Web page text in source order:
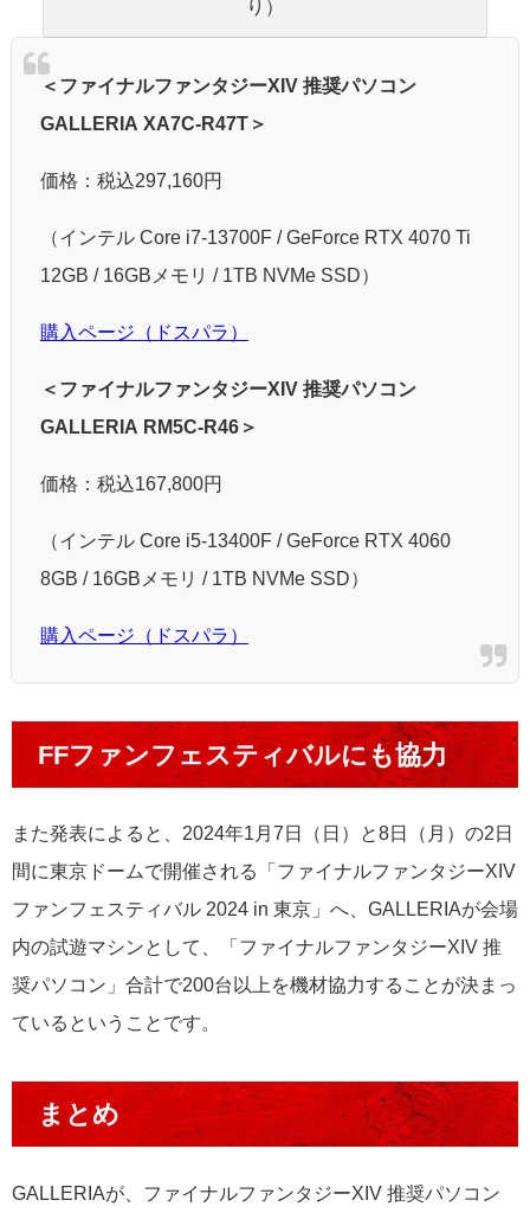
り）
＜ファイナルファンタジーXIV 推奨パソコン
GALLERIA XA7C-R47T＞
価格：税込297,160円
（インテル Core i7-13700F / GeForce RTX 4070 Ti
12GB / 16GBメモリ / 1TB NVMe SSD）
購入ページ（ドスパラ）
＜ファイナルファンタジーXIV 推奨パソコン
GALLERIA RM5C-R46＞
価格：税込167,800円
（インテル Core i5-13400F / GeForce RTX 4060
8GB / 16GBメモリ / 1TB NVMe SSD）
購入ページ（ドスパラ）
FFファンフェスティバルにも協力
また発表によると、2024年1月7日（日）と8日（月）の2日
間に東京ドームで開催される「ファイナルファンタジーXIV
ファンフェスティバル 2024 in 東京」へ、GALLERIAが会場
内の試遊マシンとして、「ファイナルファンタジーXIV 推
奨パソコン」合計で200台以上を機材協力することが決まっ
ているということです。
まとめ
GALLERIAが、ファイナルファンタジーXIV 推奨パソコン